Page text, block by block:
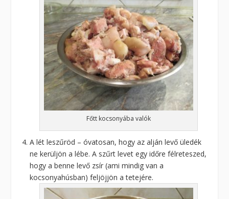
Főtt kocsonyába valók
A lét leszűröd – óvatosan, hogy az alján levő üledék
ne kerüljön a lébe. A szűrt levet egy időre félreteszed,
hogy a benne levő zsír (ami mindig van a
kocsonyahúsban) feljöjjön a tetejére.